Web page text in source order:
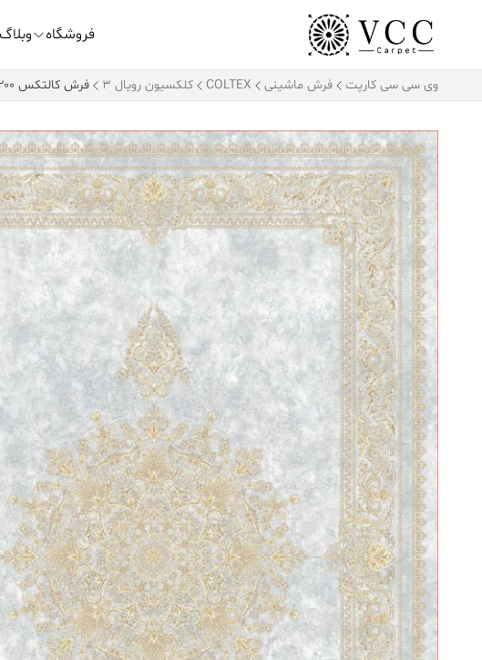
فروشگاه وبلاگ
وی سی سی کارپت فرش ماشینی COLTEX کلکسیون رویال 3 فرش کالتکس ۱۲۰۰ شانه طرح اریس طوسی